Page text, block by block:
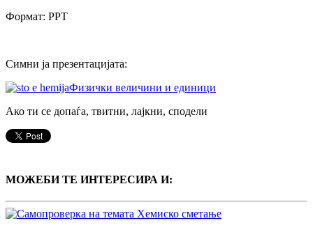
Формат: PPT
Симни ја презентацијата:
Физички величини и единици
Ако ти се допаѓа, твитни, лајкни, сподели
МОЖЕБИ ТЕ ИНТЕРЕСИРА И: